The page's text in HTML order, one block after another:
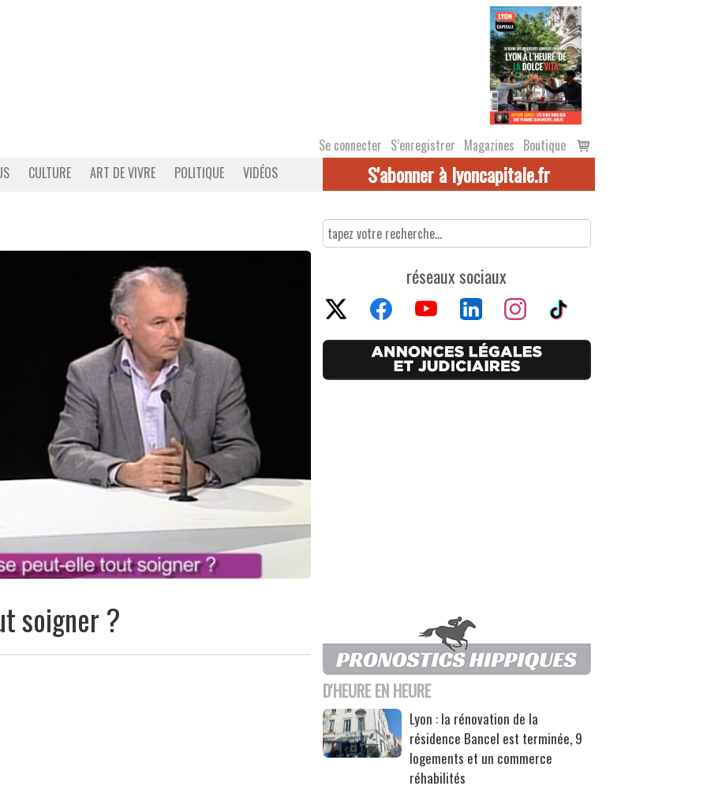
Se connecter S’enregistrer Magazines Boutique
Voir
le
CULTURE ART DE VIVRE POLITIQUE VIDÉOS S'abonner à lyoncapitale.fr
soigner ?
réseaux sociaux
D'HEURE EN HEURE
Lyon : la rénovation de la
résidence Bancel est terminée, 9
logements et un commerce
réhabilités